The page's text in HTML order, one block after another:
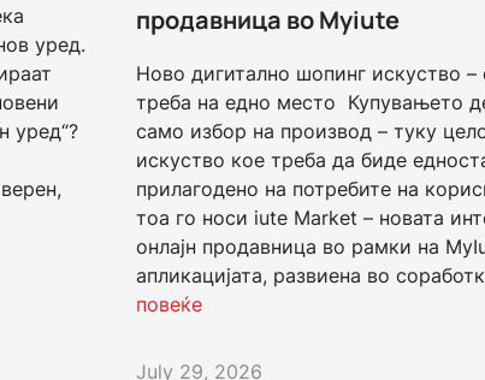
уред.
уред“?
продавница во Myiute
Ново дигитално шопинг искуство –
треба на едно место Купувањето
само избор на производ – туку
искуство кое треба да биде
прилагодено на потребите на
тоа го носи iute Market – новата
онлајн продавница во рамки на
апликацијата, развиена во
повеќе
July 29, 2026